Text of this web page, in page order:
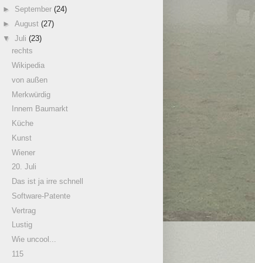
► September (24)
► August (27)
▼ Juli (23)
rechts
Wikipedia
von außen
Merkwürdig
Innem Baumarkt
Küche
Kunst
Wiener
20. Juli
Das ist ja irre schnell
Software-Patente
Vertrag
Lustig
Wie uncool...
115